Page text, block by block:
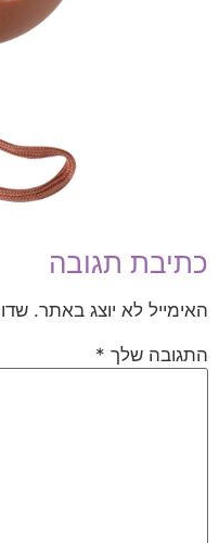
כתיבת תגובה
האימייל לא יוצג באתר.
התגובה שלך *